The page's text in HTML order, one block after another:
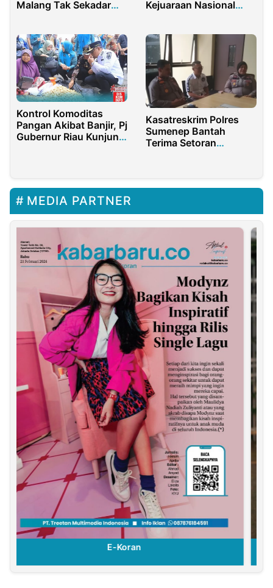
Malang Tak Sekadar
Kejuaraan Nasional
Kontrol Komoditas
Pangan Akibat Banjir, Pj
Gubernur Riau Kunjungi
Kasatreskrim Polres
Sumenep Bantah
Terima Setoran
MEDIA PARTNER
E-Koran